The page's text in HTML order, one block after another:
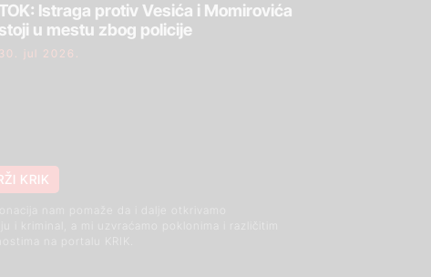
Istraga protiv Vesića i Momirovića
stoji u mestu zbog policije
30. jul 2026.
KRIK
nam pomaže da i dalje otkrivamo
i kriminal, a mi uzvraćamo poklonima i različitim
na portalu KRIK.